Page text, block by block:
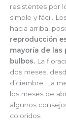
resistentes por
simple y fácil.
hacia arriba,
reproducción
mayoría de las
bulbos. La
dos meses,
diciembre. La
los meses de
algunos
coloridos.